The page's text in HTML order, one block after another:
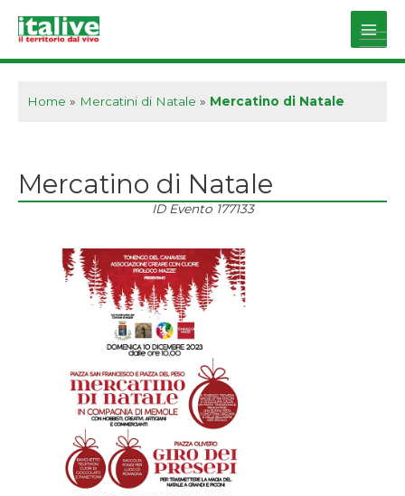
Main
Home » Mercatini di Natale » Mercatino di Natale
Mercatino di Natale
ID Evento 177133